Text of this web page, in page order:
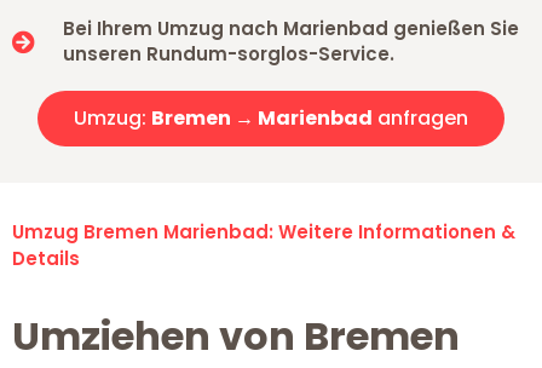
Bei Ihrem Umzug nach Marienbad genießen Sie
unseren Rundum-sorglos-Service.
Umzug: Bremen → Marienbad anfragen
Umzug Bremen Marienbad: Weitere Informationen &
Details
Umziehen von Bremen